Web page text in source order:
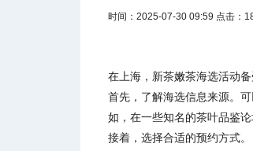
时间：2025-07-30 09:59 点击：
在上海，新茶嫩茶海选活动
首先，了解海选信息来源。
如，在一些知名的茶叶品鉴
接着，选择合适的预约方式